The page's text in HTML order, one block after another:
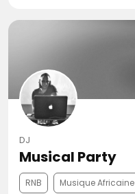
DJ
Musical Party
RNB Musique Africaine